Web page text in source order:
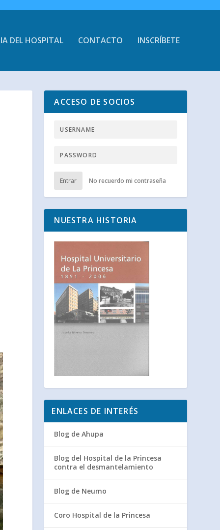
DEL HOSPITAL CONTACTO INSCRÍBETE
ACCESO DE SOCIOS
Entrar No recuerdo mi contraseña
NUESTRA HISTORIA
ENLACES DE INTERÉS
Blog de Ahupa
Blog del Hospital de la Princesa
contra el desmantelamiento
Blog de Neumo
Coro Hospital de la Princesa